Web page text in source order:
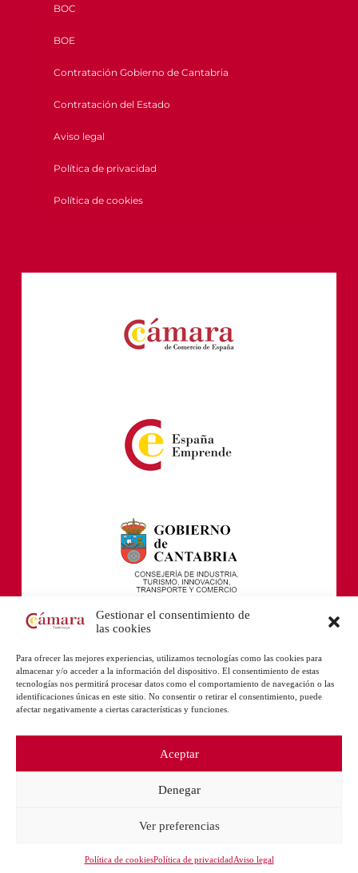
Gestionar el consentimiento de
las cookies
Para ofrecer las mejores experiencias, utilizamos tecnologías como las cookies para
almacenar y/o acceder a la información del dispositivo. El consentimiento de estas
tecnologías nos permitirá procesar datos como el comportamiento de navegación o las
identificaciones únicas en este sitio. No consentir o retirar el consentimiento, puede
afectar negativamente a ciertas características y funciones.
Aceptar
Denegar
Ver preferencias
Política de cookiesPolítica de privacidadAviso legal
BOC
BOE
Contratación Gobierno de Cantabria
Contratación del Estado
Aviso legal
Política de privacidad
Política de cookies